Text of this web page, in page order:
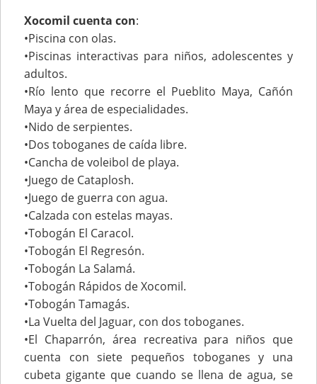
Xocomil cuenta con:
•Piscina con olas.
•Piscinas interactivas para niños, adolescentes y
adultos.
•Río lento que recorre el Pueblito Maya, Cañón
Maya y área de especialidades.
•Nido de serpientes.
•Dos toboganes de caída libre.
•Cancha de voleibol de playa.
•Juego de Cataplosh.
•Juego de guerra con agua.
•Calzada con estelas mayas.
•Tobogán El Caracol.
•Tobogán El Regresón.
•Tobogán La Salamá.
•Tobogán Rápidos de Xocomil.
•Tobogán Tamagás.
•La Vuelta del Jaguar, con dos toboganes.
•El Chaparrón, área recreativa para niños que
cuenta con siete pequeños toboganes y una
cubeta gigante que cuando se llena de agua, se